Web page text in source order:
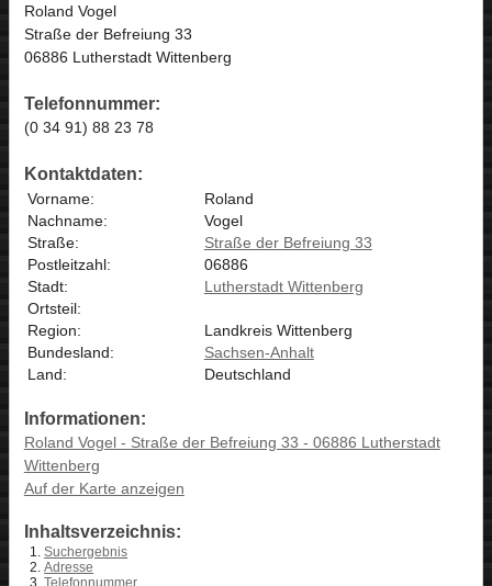
Roland Vogel
Straße der Befreiung 33
06886 Lutherstadt Wittenberg
Telefonnummer:
(0 34 91) 88 23 78
Kontaktdaten:
Vorname:
Roland
Nachname:
Vogel
Straße:
Straße der Befreiung 33
Postleitzahl:
06886
Stadt:
Lutherstadt Wittenberg
Ortsteil:
Region:
Landkreis Wittenberg
Bundesland:
Sachsen-Anhalt
Land:
Deutschland
Informationen:
Roland Vogel - Straße der Befreiung 33 - 06886 Lutherstadt
Wittenberg
Auf der Karte anzeigen
Inhaltsverzeichnis:
Suchergebnis
Adresse
Telefonnummer